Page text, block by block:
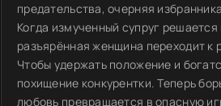
предательства, очерняя
Когда измученный супруг решается
разъярённая женщина переходит к
Чтобы удержать положение и
похищение конкурентки. Теперь
любовь превращается в опасную